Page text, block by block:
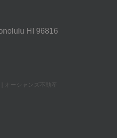
HI 96816